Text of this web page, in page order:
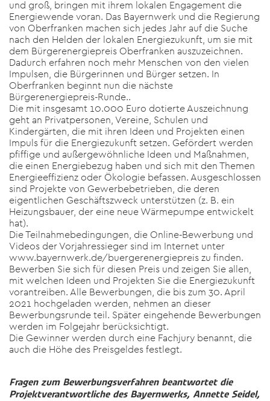
und groß, bringen mit ihrem lokalen Engagement die
Energiewende voran. Das Bayernwerk und die Regierung
von Oberfranken machen sich jedes Jahr auf die Suche
nach den Helden der lokalen Energiezukunft, um sie mit
dem Bürgerenergiepreis Oberfranken auszuzeichnen.
Dadurch erfahren noch mehr Menschen von den vielen
Impulsen, die Bürgerinnen und Bürger setzen. In
Oberfranken beginnt nun die nächste
Bürgerenergiepreis-Runde..
Die mit insgesamt 10.000 Euro dotierte Auszeichnung
geht an Privatpersonen, Vereine, Schulen und
Kindergärten, die mit ihren Ideen und Projekten einen
Impuls für die Energiezukunft setzen. Gefördert werden
pfiffige und außergewöhnliche Ideen und Maßnahmen,
die einen Energiebezug haben und sich mit den Themen
Energieeffizienz oder Ökologie befassen. Ausgeschlossen
sind Projekte von Gewerbebetrieben, die deren
eigentlichen Geschäftszweck unterstützen (z. B. ein
Heizungsbauer, der eine neue Wärmepumpe entwickelt
hat).
Die Teilnahmebedingungen, die Online-Bewerbung und
Videos der Vorjahressieger sind im Internet unter
www.bayernwerk.de/buergerenergiepreis zu finden.
Bewerben Sie sich für diesen Preis und zeigen Sie allen,
mit welchen Ideen und Projekten Sie die Energiezukunft
vorantreiben. Alle Bewerbungen, die bis zum 30. April
2021 hochgeladen werden, nehmen an dieser
Bewerbungsrunde teil. Später eingehende Bewerbungen
werden im Folgejahr berücksichtigt.
Die Gewinner werden durch eine Fachjury benannt, die
auch die Höhe des Preisgeldes festlegt.
Fragen zum Bewerbungsverfahren beantwortet die
Projektverantwortliche des Bayernwerks, Annette Seidel,